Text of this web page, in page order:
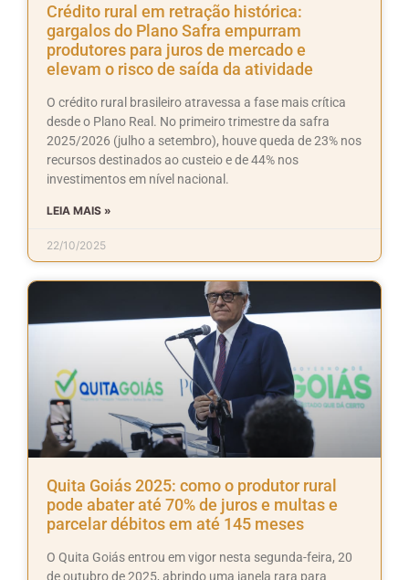
Crédito rural em retração histórica:
gargalos do Plano Safra empurram
produtores para juros de mercado e
elevam o risco de saída da atividade
O crédito rural brasileiro atravessa a fase mais crítica
desde o Plano Real. No primeiro trimestre da safra
2025/2026 (julho a setembro), houve queda de 23% nos
recursos destinados ao custeio e de 44% nos
investimentos em nível nacional.
LEIA MAIS »
22/10/2025
Quita Goiás 2025: como o produtor rural
pode abater até 70% de juros e multas e
parcelar débitos em até 145 meses
O Quita Goiás entrou em vigor nesta segunda-feira, 20
de outubro de 2025, abrindo uma janela rara para